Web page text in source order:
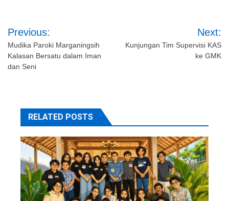
Post
navigation
Previous:
Mudika Paroki Marganingsih
Kalasan Bersatu dalam Iman
dan Seni
Next:
Kunjungan Tim Supervisi KAS
ke GMK
RELATED POSTS